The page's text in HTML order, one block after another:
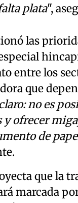
plata",
las
entre los
que
no es
ofrecer
de
que la
marcada